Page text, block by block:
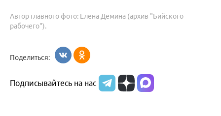
Автор главного фото: Елена Демина (архив "Бийского
рабочего").
Поделиться:
Подписывайтесь на нас